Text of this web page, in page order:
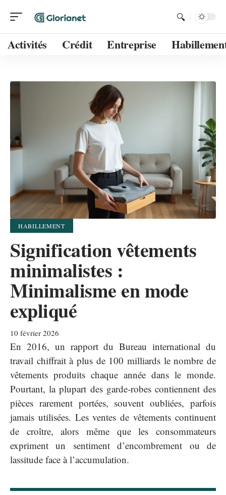
Activités Crédit Entreprise
HABILLEMENT
Signification vêtements
minimalistes :
Minimalisme en mode
expliqué
10 février 2026
En 2016, un rapport du Bureau international du
travail chiffrait à plus de 100 milliards le nombre de
vêtements produits chaque année dans le monde.
Pourtant, la plupart des garde-robes contiennent des
pièces rarement portées, souvent oubliées, parfois
jamais utilisées. Les ventes de vêtements continuent
de croître, alors même que les consommateurs
expriment un sentiment d’encombrement ou de
lassitude face à l’accumulation.